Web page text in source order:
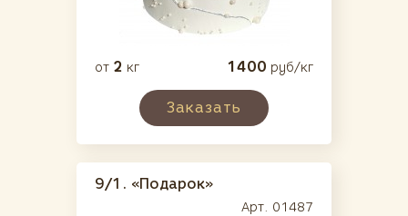
от 2 кг 1400 руб/кг
Заказать
9/1. «Подарок»
Арт. 01487